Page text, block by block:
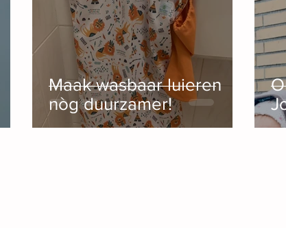
Maak wasbaar luieren
nòg duurzamer!